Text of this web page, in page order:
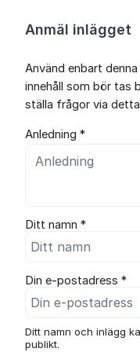
Anmäl inlägget
Använd enbart
innehåll som bör tas
ställa frågor via
Anledning *
Ditt namn *
Din e-postadress *
Ditt namn och inlägg
publikt.